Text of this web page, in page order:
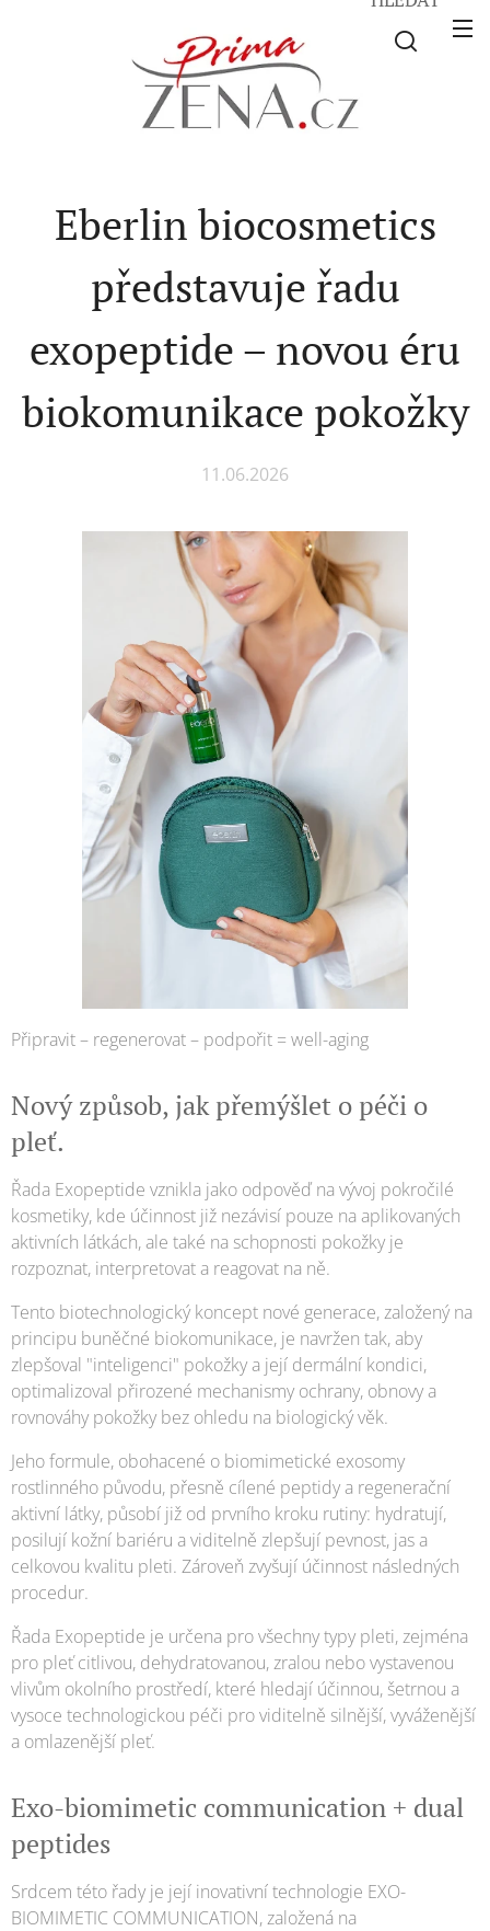
Eberlin biocosmetics
představuje řadu
exopeptide – novou éru
biokomunikace pokožky
11.06.2026
Připravit – regenerovat – podpořit = well-aging
Nový způsob, jak přemýšlet o péči o
pleť.
Řada Exopeptide vznikla jako odpověď na vývoj pokročilé
kosmetiky, kde účinnost již nezávisí pouze na aplikovaných
aktivních látkách, ale také na schopnosti pokožky je
rozpoznat, interpretovat a reagovat na ně.
Tento biotechnologický koncept nové generace, založený na
principu buněčné biokomunikace, je navržen tak, aby
zlepšoval "inteligenci" pokožky a její dermální kondici,
optimalizoval přirozené mechanismy ochrany, obnovy a
rovnováhy pokožky bez ohledu na biologický věk.
Jeho formule, obohacené o biomimetické exosomy
rostlinného původu, přesně cílené peptidy a regenerační
aktivní látky, působí již od prvního kroku rutiny: hydratují,
posilují kožní bariéru a viditelně zlepšují pevnost, jas a
celkovou kvalitu pleti. Zároveň zvyšují účinnost následných
procedur.
Řada Exopeptide je určena pro všechny typy pleti, zejména
pro pleť citlivou, dehydratovanou, zralou nebo vystavenou
vlivům okolního prostředí, které hledají účinnou, šetrnou a
vysoce technologickou péči pro viditelně silnější, vyváženější
a omlazenější pleť.
Exo-biomimetic communication + dual
peptides
Srdcem této řady je její inovativní technologie EXO-
BIOMIMETIC COMMUNICATION, založená na